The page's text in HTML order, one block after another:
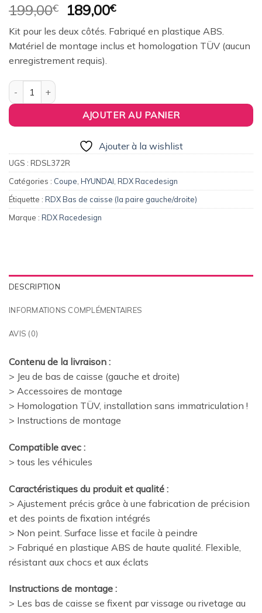
199,00€
Le
prix
initial
était :
199,00€.
189,00€Le
prix
actuel
est :
Kit pour les deux côtés. Fabriqué en plastique ABS.
Matériel de montage inclus et homologation TÜV (aucun
enregistrement requis).
quantité de Bas de caisse (la paire) RDX pour HYUNDAI Coupé
AJOUTER AU PANIER
Ajouter à la wishlist
UGS : RDSL372R
Catégories : Coupe HYUNDAI RDX Racedesign
Étiquette : RDX Bas de caisse (la paire gauche/droite)
Marque : RDX Racedesign
DESCRIPTION
INFORMATIONS COMPLÉMENTAIRES
AVIS (0)
Contenu de la livraison :
> Jeu de bas de caisse (gauche et droite)
> Accessoires de montage
> Homologation TÜV, installation sans immatriculation !
> Instructions de montage
Compatible avec :
> tous les véhicules
Caractéristiques du produit et qualité :
> Ajustement précis grâce à une fabrication de précision
et des points de fixation intégrés
> Non peint. Surface lisse et facile à peindre
> Fabriqué en plastique ABS de haute qualité. Flexible,
résistant aux chocs et aux éclats
Instructions de montage :
> Les bas de caisse se fixent par vissage ou rivetage au